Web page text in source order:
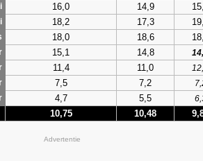
16,0 14,9
18,2 17,3
18,0 18,6
15,1 14,8
11,4 11,0
7,5 7,2
4,7 5,5
10,75 10,48
Advertentie